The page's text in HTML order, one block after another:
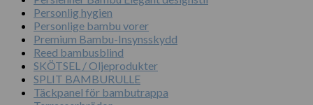
Personlig hygien
Personlige bambu vorer
Premium Bambu-Insynsskydd
Reed bambusblind
SKÖTSEL / Oljeprodukter
SPLIT BAMBURULLE
Täckpanel för bambutrappa